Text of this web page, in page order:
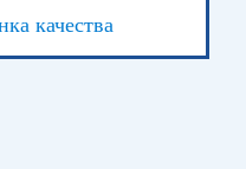
качества